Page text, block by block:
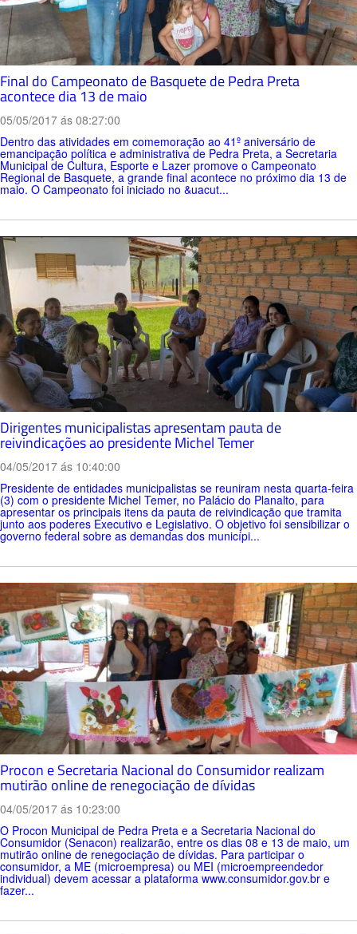
Final do Campeonato de Basquete de Pedra Preta
acontece dia 13 de maio
05/05/2017 ás 08:27:00
Dentro das atividades em comemoração ao 41º aniversário de
emancipação política e administrativa de Pedra Preta, a Secretaria
Municipal de Cultura, Esporte e Lazer promove o Campeonato
Regional de Basquete, a grande final acontece no próximo dia 13 de
maio. O Campeonato foi iniciado no &uacut...
Dirigentes municipalistas apresentam pauta de
reivindicações ao presidente Michel Temer
04/05/2017 ás 10:40:00
Presidente de entidades municipalistas se reuniram nesta quarta-feira
(3) com o presidente Michel Temer, no Palácio do Planalto, para
apresentar os principais itens da pauta de reivindicação que tramita
junto aos poderes Executivo e Legislativo. O objetivo foi sensibilizar o
governo federal sobre as demandas dos municípi...
Procon e Secretaria Nacional do Consumidor realizam
mutirão online de renegociação de dívidas
04/05/2017 ás 10:23:00
O Procon Municipal de Pedra Preta e a Secretaria Nacional do
Consumidor (Senacon) realizarão, entre os dias 08 e 13 de maio, um
mutirão online de renegociação de dívidas. Para participar o
consumidor, a ME (microempresa) ou MEI (microempreendedor
individual) devem acessar a plataforma www.consumidor.gov.br e
fazer...